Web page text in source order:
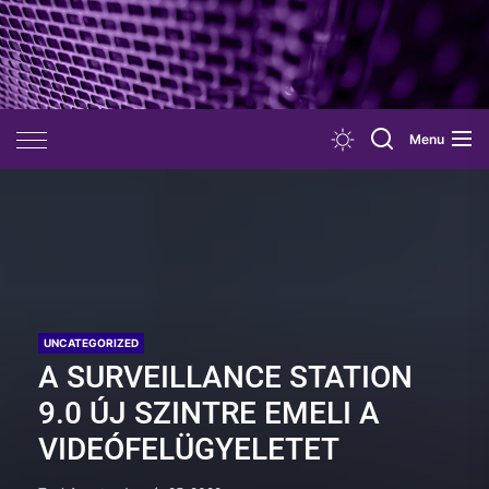
Skip
to
the
content
Menu
UNCATEGORIZED
A SURVEILLANCE STATION
9.0 ÚJ SZINTRE EMELI A
VIDEÓFELÜGYELETET